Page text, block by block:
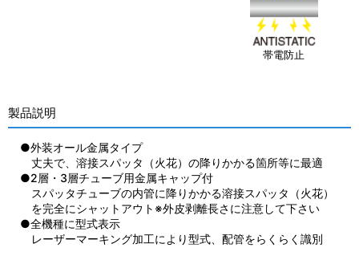
帯電防止
製品説明
●外装オール金属タイプ
丈夫で、溶接スパッタ（火花）の降りかかる箇所等に最適
●2層・3層チューブ用金属キャップ付
スパッタチューブの内管に降りかかる溶接スパッタ（火花）
を完全にシャットアウト※外皮剥離長さに注意して下さい
●全機種に型式表示
レーザーマーキング加工により型式、配管をらくらく識別